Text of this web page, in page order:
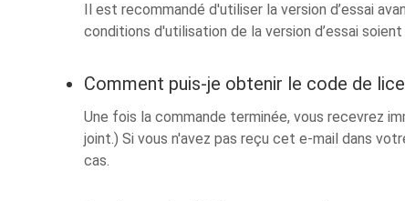
Il est recommandé d'utiliser la version d’essai
conditions d'utilisation de la version d’essai
Comment puis-je obtenir le code de
Une fois la commande terminée, vous recevrez
joint.) Si vous n'avez pas reçu cet e-mail dans
cas.